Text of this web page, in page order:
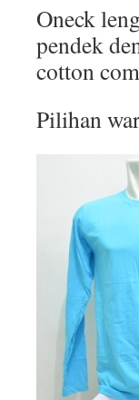
Oneck
pendek
cotton
Pilihan